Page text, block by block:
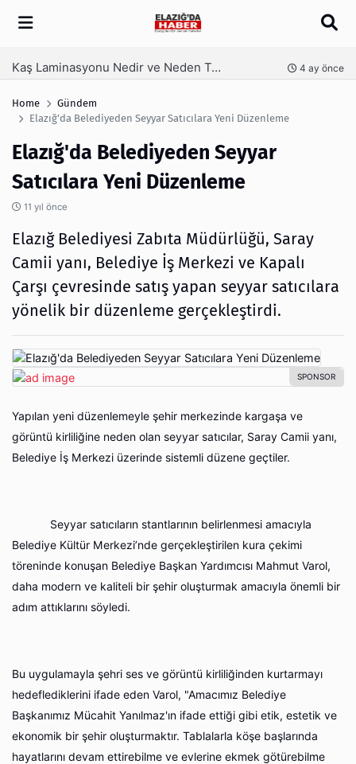
Arama
Kaş Laminasyonu Nedir ve Neden Tercih Edilir? 4 ay önce
Home
Gündem
Elazığ'da Belediyeden Seyyar Satıcılara Yeni Düzenleme
Elazığ'da Belediyeden Seyyar
Satıcılara Yeni Düzenleme
11 yıl önce
Elazığ Belediyesi Zabıta Müdürlüğü, Saray
Camii yanı, Belediye İş Merkezi ve Kapalı
Çarşı çevresinde satış yapan seyyar satıcılara
yönelik bir düzenleme gerçekleştirdi.
Yapılan yeni düzenlemeyle şehir merkezinde kargaşa ve
görüntü kirliliğine neden olan seyyar satıcılar, Saray Camii yanı,
Belediye İş Merkezi üzerinde sistemli düzene geçtiler.
Seyyar satıcıların stantlarının belirlenmesi amacıyla
Belediye Kültür Merkezi’nde gerçekleştirilen kura çekimi
töreninde konuşan Belediye Başkan Yardımcısı Mahmut Varol,
daha modern ve kaliteli bir şehir oluşturmak amacıyla önemli bir
adım attıklarını söyledi.
Bu uygulamayla şehri ses ve görüntü kirliliğinden kurtarmayı
hedeflediklerini ifade eden Varol, "Amacımız Belediye
Başkanımız Mücahit Yanılmaz'ın ifade ettiği gibi etik, estetik ve
ekonomik bir şehir oluşturmaktır. Tablalarla köşe başlarında
hayatlarını devam ettirebilme ve evlerine ekmek götürebilme